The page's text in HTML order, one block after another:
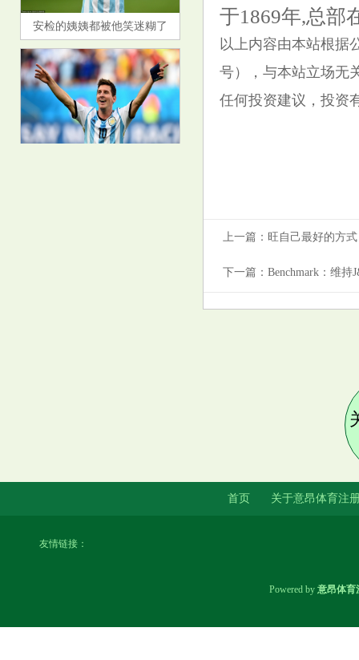
安检的姨姨都被他笑迷糊了
于1869年,总部
以上内容由本站根据
号），与本站立场无
任何投资建议，投资
上一篇： 旺自己最好的方
下一篇： Benchmark：维持
首页 关于意昂体育注
友情链接：
Powered by 意昂体育